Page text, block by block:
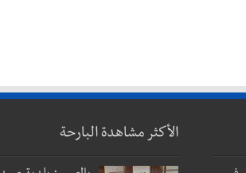
الأكثر مشاهدة البارحة